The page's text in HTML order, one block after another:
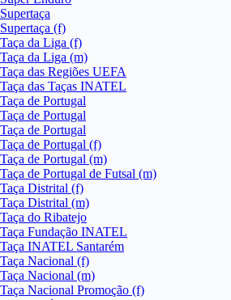
Supertaça
Supertaça (f)
Taça da Liga (f)
Taça da Liga (m)
Taça das Regiões UEFA
Taça das Taças INATEL
Taça de Portugal
Taça de Portugal
Taça de Portugal
Taça de Portugal (f)
Taça de Portugal (m)
Taça de Portugal de Futsal (m)
Taça Distrital (f)
Taça Distrital (m)
Taça do Ribatejo
Taça Fundação INATEL
Taça INATEL Santarém
Taça Nacional (f)
Taça Nacional (m)
Taça Nacional Promoção (f)